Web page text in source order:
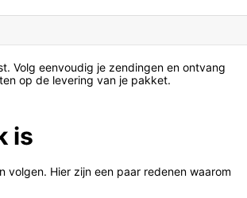
Volg eenvoudig je zendingen en ontvang
op de levering van je pakket.
is
Hier zijn een paar redenen waarom